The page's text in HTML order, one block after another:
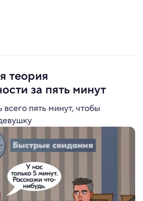
теория
за пять минут
пять минут, чтобы